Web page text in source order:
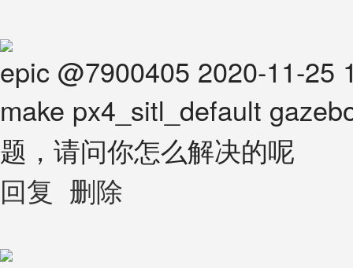
epic @7900405 2020-11-25
make px4_sitl_default
题，请问你怎么解决的呢
回复 删除